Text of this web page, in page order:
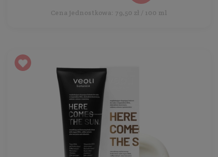
Cena jednostkowa: 79,50 zł / 100 ml